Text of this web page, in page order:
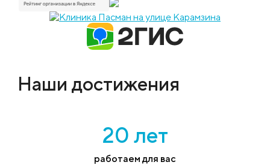
Наши достижения
20 лет
работаем для вас